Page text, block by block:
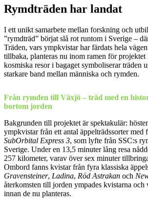
Rymdträden har landat
I ett unikt samarbete mellan forskning och
”rymdträd” börjat slå rot runtom i Sverige –
Träden, vars ympkvistar har färdats hela
tillbaka, planteras nu inom ramen för
kosmiska resor i bagaget symboliserar träden
starkare band mellan människa och rymden.
Från rymden till Växjö – träd med en
bortom jorden
Bakgrunden till projektet är spektakulär:
ympkvistar från ett antal äppelträdssorter med
SubOrbital Express 3, som lyfte från SSC:s
Sverige. Under en 13,5 minuter lång resa
257 kilometer, varav över sex minuter
Ombord fanns kvistar från fyra klassiska
Gravensteiner, Ladina, Röd Astrakan och
återkomsten till jorden ympades kvistarna och
innan de nu planteras.